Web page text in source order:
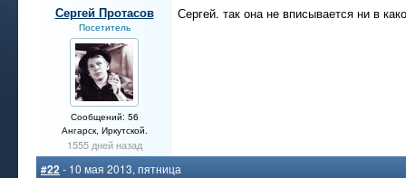
Сергей Протасов
Посетитель
Сообщений: 56
Ангарск, Иркутской.
1555 дней назад
Сергей. так она не вписывается ни в
#22- 10 мая 2013, пятница